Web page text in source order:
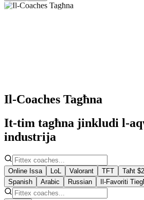
Il-Coaches Tagħna
It-tim tagħna jinkludi l-
industrija
Online Issa LoL Valorant TFT Taħt
Spanish
Arabic Russian Il-Favoriti